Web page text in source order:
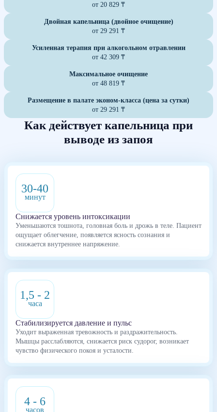
от 20 829 ₸
Двойная капельница (двойное очищение)
от 29 291 ₸
Усиленная терапия при алкогольном отравлении
от 42 309 ₸
Максимальное очищение
от 48 819 ₸
Размещение в палате эконом-класса (цена за сутки)
от 29 291 ₸
Как действует капельница при
выводе из запоя
30-40
минут
Снижается уровень интоксикации
Уменьшаются тошнота, головная боль и дрожь в теле. Пациент
ощущает облегчение, появляется ясность сознания и
снижается внутреннее напряжение.
1,5 - 2
часа
Стабилизируется давление и пульс
Уходит выраженная тревожность и раздражительность.
Мышцы расслабляются, снижается риск судорог, возникает
чувство физического покоя и усталости.
4 - 6
часов